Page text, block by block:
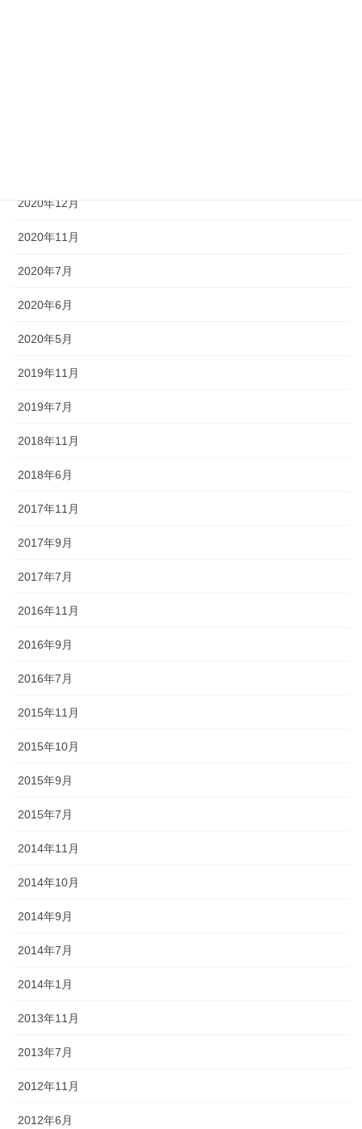
2020年12月
2020年11月
2020年7月
2020年6月
2020年5月
2019年11月
2019年7月
2018年11月
2018年6月
2017年11月
2017年9月
2017年7月
2016年11月
2016年9月
2016年7月
2015年11月
2015年10月
2015年9月
2015年7月
2014年11月
2014年10月
2014年9月
2014年7月
2014年1月
2013年11月
2013年7月
2012年11月
2012年6月